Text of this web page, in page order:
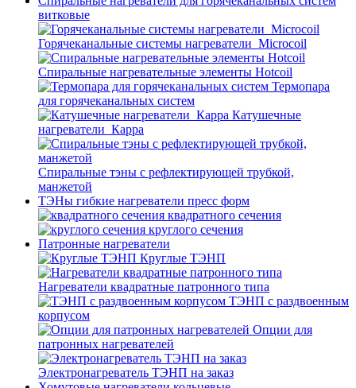
витковые
Горячеканальные системы нагреватели_Microcoil
Спиральные нагревательные элементы Hotcoil
Термопара
для горячеканальных систем
Катушечные
нагреватели_Карра
Спиральные тэны с рефлектирующей трубкой,
манжетой
ТЭНы гибкие нагреватели пресс форм
квадратного сечения
круглого сечения
Патронные нагреватели
Круглые ТЭНП
Нагреватели квадратные патронного типа
ТЭНП с раздвоенным
корпусом
Опции для
патронных нагревателей
Электронагреватель ТЭНП на заказ